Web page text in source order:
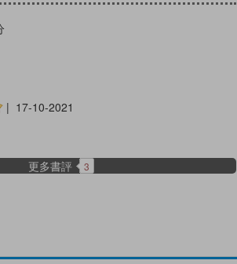
| 17-10-2021
更多書評 3